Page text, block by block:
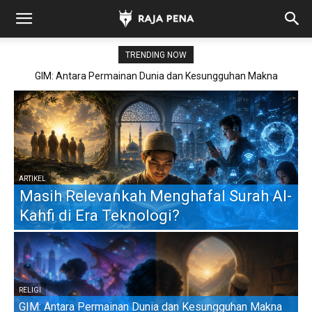
TRENDING NOW
Jejak Sang Khalik: Mengapa Manusia Sulit Berdusta?
ARTIKEL
Masih Relevankah Menghafal Surah Al-
Kahfi di Era Teknologi?
RELIGI
GIM: Antara Permainan Dunia dan Kesungguhan Makna
ARTIKEL
Jika Tuhan Satu, Mengapa